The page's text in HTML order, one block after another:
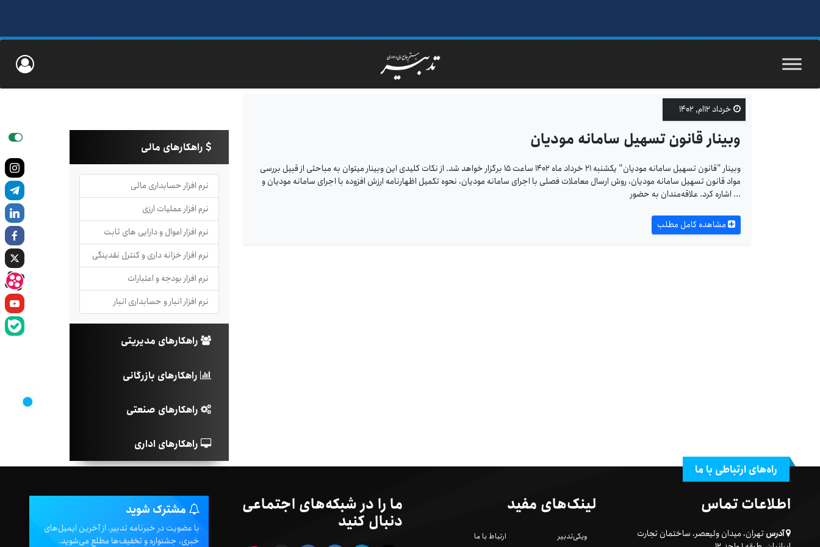
خرداد ۱۲ام, ۱۴۰۲
وبینار قانون تسهیل سامانه مودیان
وبینار "قانون تسهیل سامانه مودیان" یکشنبه ۲۱ خرداد ماه ۱۴۰۲ ساعت ۱۵ برگزار خواهد شد. از نکات کلیدی این وبینار میتوان به مباحثی از قبیل بررسی
مواد قانون تسهیل سامانه مودیان، روش ارسال معاملات فصلی با اجرای سامانه مودیان، نحوه تکمیل اظهارنامه ارزش افزوده با اجرای سامانه مودیان و
... اشاره کرد. علاقه‌مندان به حضور
مشاهده کامل مطلب
راهکارهای مالی
نرم افزار حسابداری مالی
نرم افزار عملیات ارزی
نرم افزار اموال و دارایی های ثابت
نرم افزار خزانه داری و کنترل نقدینگی
نرم افزار بودجه و اعتبارات
نرم افزار انبار و حسابداری انبار
راهکارهای مدیریتی
راهکارهای بازرگانی
راهکارهای صنعتی
راهکارهای اداری
راه‌های ارتباطی با ما
اطلاعات تماس
آدرستهران، میدان ولیعصر، ساختمان تجارت
لینک‌های مفید
ویکی‌تدبیر ارتباط با ما
ما را در شبکه‌های اجتماعی
دنبال کنید مشترک شوید
با عضویت در خبرنامه تدبیر، از آخرین ایمیل‌های
خبری، جشنواره و تخفیف‌ها مطلع می‌شوید.